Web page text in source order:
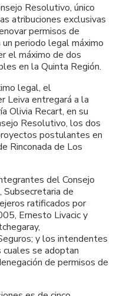
Resolutivo, único
atribuciones exclusivas
permisos de
periodo legal máximo
el máximo de dos
en la Quinta Región.
legal, el
Leiva entregará a la
Olivia Recart, en su
Resolutivo, los dos
postulantes en
Rinconada de Los
del Consejo
Subsecretaria de
ratificados por
Ernesto Livacic y
y los intendentes
se adoptan
de permisos de